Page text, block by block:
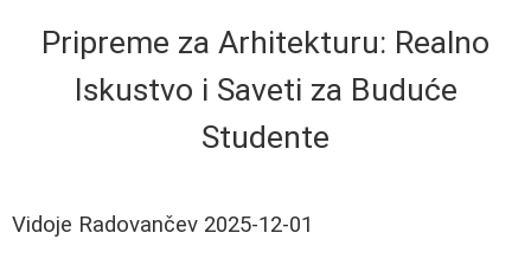
Pripreme za Arhitekturu: Realno
Iskustvo i Saveti za Buduće
Studente
Vidoje Radovančev 2025-12-01